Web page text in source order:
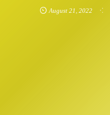
August 21 , 2022